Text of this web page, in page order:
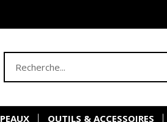
OUTILS & ACCESSOIRES